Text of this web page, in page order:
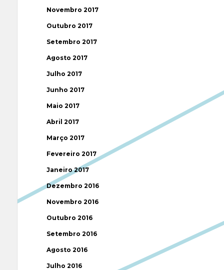
Novembro 2017
Outubro 2017
Setembro 2017
Agosto 2017
Julho 2017
Junho 2017
Maio 2017
Abril 2017
Março 2017
Fevereiro 2017
Janeiro 2017
Dezembro 2016
Novembro 2016
Outubro 2016
Setembro 2016
Agosto 2016
Julho 2016